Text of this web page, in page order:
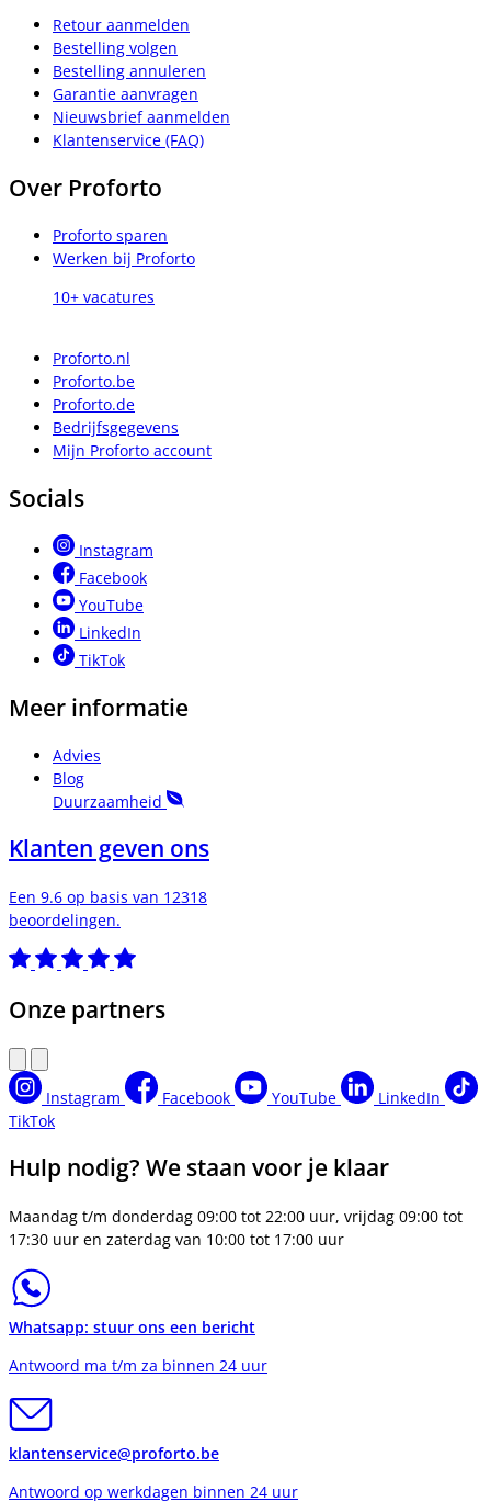
Retour aanmelden
Bestelling volgen
Bestelling annuleren
Garantie aanvragen
Nieuwsbrief aanmelden
Klantenservice (FAQ)
Over Proforto
Proforto sparen
Werken bij Proforto
10+ vacatures
Proforto.nl
Proforto.be
Proforto.de
Bedrijfsgegevens
Mijn Proforto account
Socials
Instagram
Facebook
YouTube
LinkedIn
TikTok
Meer informatie
Advies
Blog
Duurzaamheid
Klanten geven ons
Een 9.6 op basis van 12318
beoordelingen.
Onze partners
Instagram Facebook YouTube
LinkedIn
TikTok
Hulp nodig? We staan voor je klaar
Maandag t/m donderdag 09:00 tot 22:00 uur, vrijdag 09:00 tot
17:30 uur en zaterdag van 10:00 tot 17:00 uur
Whatsapp: stuur ons een bericht
Antwoord ma t/m za binnen 24 uur
klantenservice@proforto.be
Antwoord op werkdagen binnen 24 uur